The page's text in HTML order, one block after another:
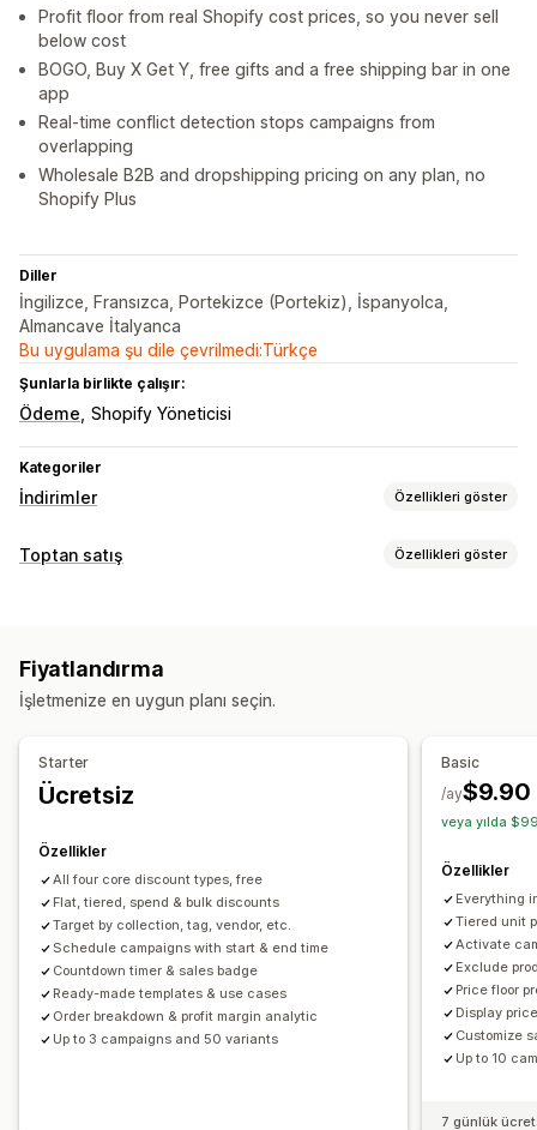
Profit floor from real Shopify cost prices, so you never sell
below cost
BOGO, Buy X Get Y, free gifts and a free shipping bar in one
app
Real-time conflict detection stops campaigns from
overlapping
Wholesale B2B and dropshipping pricing on any plan, no
Shopify Plus
Diller
İngilizce, Fransızca, Portekizce (Portekiz), İspanyolca,
Almancave İtalyanca
Bu uygulama şu dile çevrilmedi:Türkçe
Şunlarla birlikte çalışır:
Ödeme Shopify Yöneticisi
Kategoriler
İndirimler Özellikleri göster
İndirim türleri
Yüzdelik indirimler
Toptan satış fiyatlandırması Ücretsiz kargo
Hediyeler
Geri sayım saatleri
Banner’lar
İndirimleri yönetme
Düzenleyici aracı Şablonlar
Toplu düzenleme
Para birimi dönüştürme Yerelleştirme
Kampanyalar
Tetikleyiciler ve kurallar
İndirim birleştirme
Otomasyonlar
Hedefleme Coğrafi konum Segmentasyon
Etiketleme
Toptan satış Özellikleri göster
Kademeli fiyatlandırma
Müşteri etiketleme
Toplu işleme
Fiyatlandırma
İşletmenize en uygun planı seçin.
Starter
Ücretsiz
Özellikler
All four core discount types, free
Flat, tiered, spend & bulk discounts
Target by collection, tag, vendor, etc.
Schedule campaigns with start & end time
Countdown timer & sales badge
Ready-made templates & use cases
Order breakdown & profit margin analytic
Up to 3 campaigns and 50 variants
Basic
$9.90
/ay
veya yılda
Özellikler
Everything
Tiered unit
Activate
Exclude
Price floor
Display
Customize
Up to 10
7 günlük